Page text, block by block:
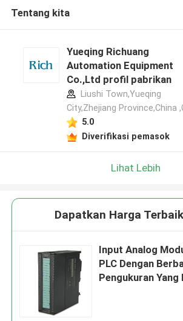
Tentang kita
Yueqing Richuang
Automation Equipment
Co.,Ltd profil pabrikan
Liushi Town,Yueqing
City,Zhejiang Province,China
5.0
Diverifikasi pemasok
Lihat Lebih
Dapatkan Harga
Input Analog
PLC Dengan
Pengukuran Yang